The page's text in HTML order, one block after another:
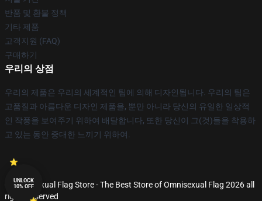
반품 및 환불 정책
기타 제품
고객지원 (FAQ)
구매하기
우리의 상점
우리의 제품은 우리의 세계적인 팀에 의해 디자인됩니다. 우리의 팀은
고품질과 아름다운 디자인 제품을, 뿐만 아니라 당신의 유일한 일상적
인 작풍을 보여주기 위하여 배달합니다, 또한 당신이 그(것)들을 착용하
고 있는 동안 중대한 느끼기 위하여.
© Omnisexual Flag Store - The Best Store of Omnisexual Flag 2026 all
rights reserved
UNLOCK
10% OFF